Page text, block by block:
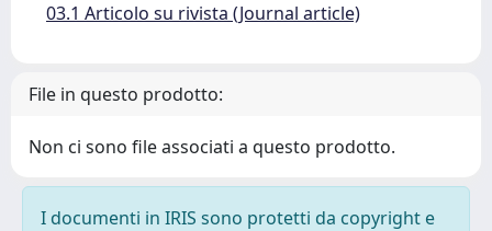
03.1 Articolo su rivista (Journal article)
File in questo prodotto:
Non ci sono file associati a questo prodotto.
I documenti in IRIS sono protetti da copyright e